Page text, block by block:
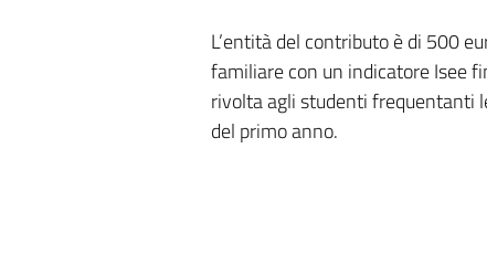
L’entità del contributo è di 500
familiare con un indicatore Isee
rivolta agli studenti frequentanti
del primo anno.